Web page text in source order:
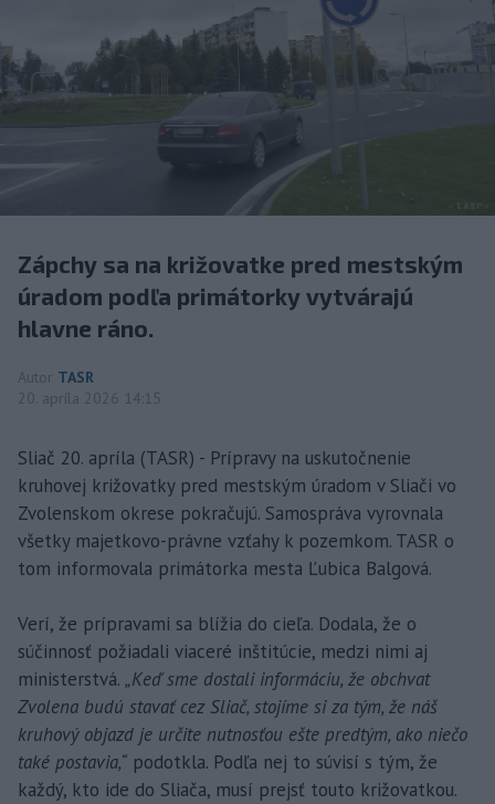
Zápchy sa na križovatke pred mestským
úradom podľa primátorky vytvárajú
hlavne ráno.
Autor TASR
20. apríla 2026 14:15
Sliač 20. apríla (TASR) - Prípravy na uskutočnenie
kruhovej križovatky pred mestským úradom v Sliači vo
Zvolenskom okrese pokračujú. Samospráva vyrovnala
všetky majetkovo-právne vzťahy k pozemkom. TASR o
tom informovala primátorka mesta Ľubica Balgová.
Verí, že prípravami sa blížia do cieľa. Dodala, že o
súčinnosť požiadali viaceré inštitúcie, medzi nimi aj
ministerstvá. „Keď sme dostali informáciu, že obchvat
Zvolena budú stavať cez Sliač, stojíme si za tým, že náš
kruhový objazd je určite nutnosťou ešte predtým, ako niečo
také postavia,“ podotkla. Podľa nej to súvisí s tým, že
každý, kto ide do Sliača, musí prejsť touto križovatkou.